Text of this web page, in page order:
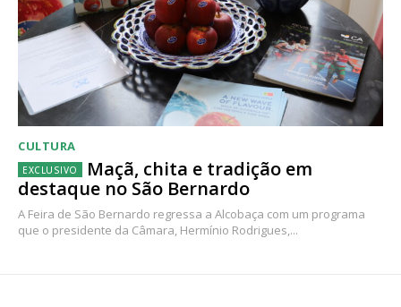
CULTURA
Maçã, chita e tradição em
destaque no São Bernardo
A Feira de São Bernardo regressa a Alcobaça com um programa
que o presidente da Câmara, Hermínio Rodrigues,...